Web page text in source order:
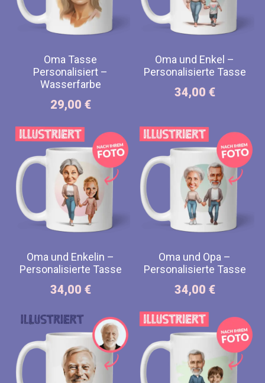
Oma Tasse
Personalisiert –
Wasserfarbe
29,00 €
Oma und Enkel –
Personalisierte Tasse
34,00 €
Oma und Enkelin –
Personalisierte Tasse
34,00 €
Oma und Opa –
Personalisierte Tasse
34,00 €